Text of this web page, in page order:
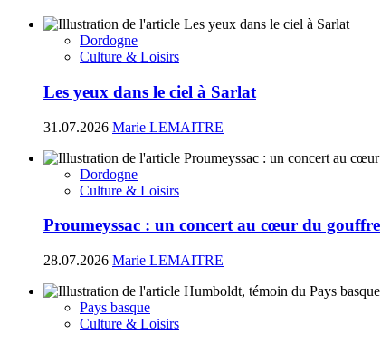
Dordogne
Culture & Loisirs
Les yeux dans le ciel à Sarlat
31.07.2026 Marie LEMAITRE
Dordogne
Culture & Loisirs
Proumeyssac : un concert au cœur du gouffre
28.07.2026 Marie LEMAITRE
Pays basque
Culture & Loisirs